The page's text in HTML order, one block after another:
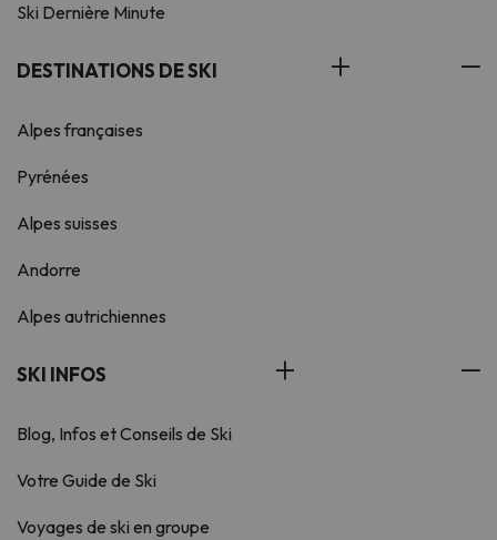
Ski Dernière Minute
DESTINATIONS DE SKI
Alpes françaises
Pyrénées
Alpes suisses
Andorre
Alpes autrichiennes
SKI INFOS
Blog, Infos et Conseils de Ski
Votre Guide de Ski
Voyages de ski en groupe